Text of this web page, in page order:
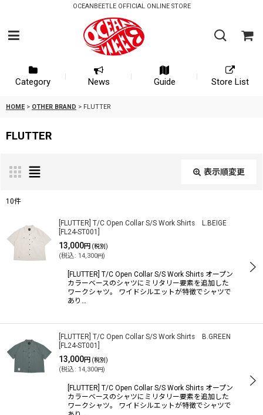
OCEANBEETLE OFFICIAL ONLINE STORE
Category News Guide Store List
HOME > OTHER BRAND > FLUTTER
FLUTTER
表示順変更
並び順:
絞り込む
10件
[FLUTTER] T/C Open Collar S/S Work Shirts L.BEIGE
FL24-ST001
13,000円 (税別)
(税込: 14,300円)
[FLUTTER] T/C Open Collar S/S Work Shirts オープン
カラーベースのシャツにミリタリー要素を追加した
ワークシャツ。 ワイドシルエットが特徴でシャツで
あり…
[FLUTTER] T/C Open Collar S/S Work Shirts B.GREEN
FL24-ST001
13,000円 (税別)
(税込: 14,300円)
[FLUTTER] T/C Open Collar S/S Work Shirts オープン
カラーベースのシャツにミリタリー要素を追加した
ワークシャツ。 ワイドシルエットが特徴でシャツで